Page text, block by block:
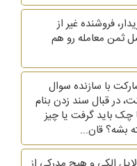
فروشنده غیر از
ثمن معامله رو هم
با سازنده سوال
در قبال سند زدن بنام
چک باید گرفت یا چیز
بشه؟ قان...